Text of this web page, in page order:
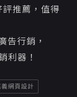
推薦，值得
告行銷，
利器！
義網頁設計